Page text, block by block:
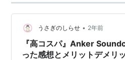
うさぎのしらせ • 2年前
『高コスパ』Anker
った感想とメリットデメリ